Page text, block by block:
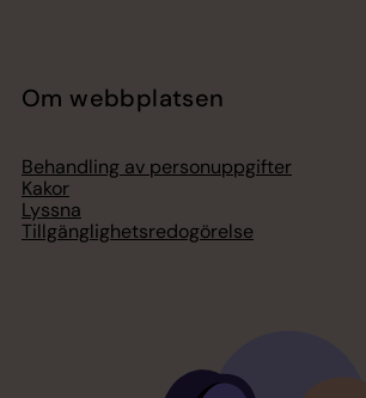
Om webbplatsen
Behandling av personuppgifter
Kakor
Lyssna
Tillgänglighetsredogörelse